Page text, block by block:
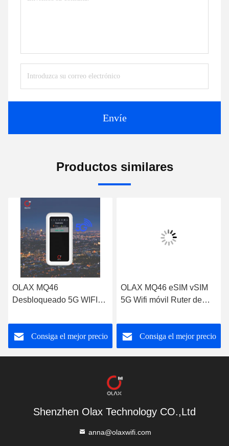
Envíe
Productos similares
OLAX MQ46
Desbloqueado 5G WIFI6
red de bypass portátil 5G
LTE inalámbrico Hotspot
router wifi de bolsillo
Consiga el mejor precio
OLAX MQ46 eSIM vSIM
5G Wifi móvil Ruter de
portátil 5G LTE
inalámbrico Hotspot Ruter
wifi de bolsillo
Consiga el mejor precio
Shenzhen Olax Technology CO.,Ltd
anna@olaxwifi.com